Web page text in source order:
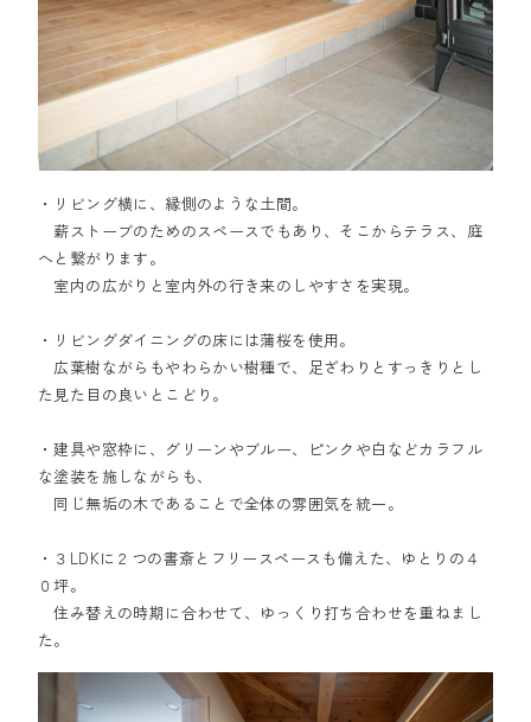
・リビング横に、縁側のような土間。
薪ストーブのためのスペースでもあり、そこからテラス、庭
へと繋がります。
室内の広がりと室内外の行き来のしやすさを実現。
・リビングダイニングの床には蒲桜を使用。
広葉樹ながらもやわらかい樹種で、足ざわりとすっきりとし
た見た目の良いとこどり。
・建具や窓枠に、グリーンやブルー、ピンクや白などカラフル
な塗装を施しながらも、
同じ無垢の木であることで全体の雰囲気を統一。
・３LDKに２つの書斎とフリースペースも備えた、ゆとりの４
０坪。
住み替えの時期に合わせて、ゆっくり打ち合わせを重ねまし
た。